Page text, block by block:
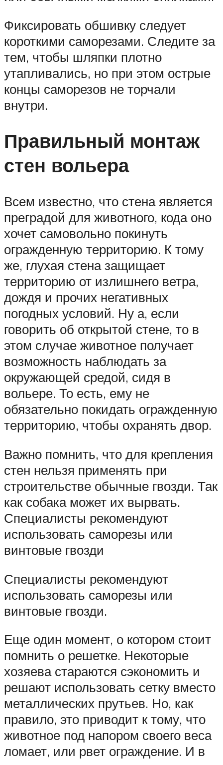
Фиксировать обшивку следует
короткими саморезами. Следите за
тем, чтобы шляпки плотно
утапливались, но при этом острые
концы саморезов не торчали
внутри.
Правильный монтаж
стен вольера
Всем известно, что стена является
преградой для животного, кода оно
хочет самовольно покинуть
огражденную территорию. К тому
же, глухая стена защищает
территорию от излишнего ветра,
дождя и прочих негативных
погодных условий. Ну а, если
говорить об открытой стене, то в
этом случае животное получает
возможность наблюдать за
окружающей средой, сидя в
вольере. То есть, ему не
обязательно покидать огражденную
территорию, чтобы охранять двор.
Важно помнить, что для крепления
стен нельзя применять при
строительстве обычные гвозди. Так
как собака может их вырвать.
Специалисты рекомендуют
использовать саморезы или
винтовые гвозди
Специалисты рекомендуют
использовать саморезы или
винтовые гвозди.
Еще один момент, о котором стоит
помнить о решетке. Некоторые
хозяева стараются сэкономить и
решают использовать сетку вместо
металлических прутьев. Но, как
правило, это приводит к тому, что
животное под напором своего веса
ломает, или рвет ограждение. И в